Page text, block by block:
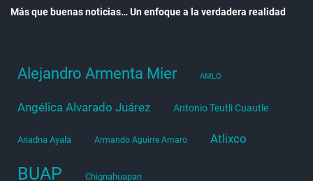
Más que buenas noticias… Un enfoque a la verdadera realidad
Alejandro Armenta Mier AMLO
Angélica Alvarado Juárez Antonio Teutli Cuautle
Ariadna Ayala Armando Aguirre Amaro Atlixco
BUAP Chignahuapan